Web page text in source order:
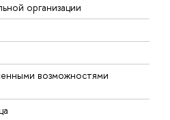
организации
возможностями